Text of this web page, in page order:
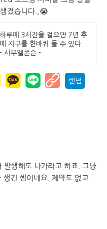
겼습니다.,😭
하루에 3시간을 걸으면 7년 후
에 지구를 한바퀴 돌 수 있다.
- 사무엘존슨 -
랜덤
발생해도 나가라고 하죠. 그냥
생긴 셈이네요. 제약도 없고